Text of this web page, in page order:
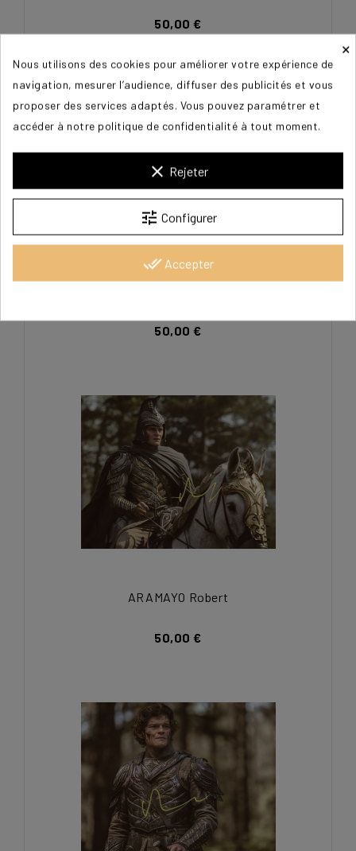
50,00 €
50,00 €
ARAMAYO Robert
50,00 €
×
Nous utilisons des cookies pour améliorer votre expérience de
navigation, mesurer l’audience, diffuser des publicités et vous
proposer des services adaptés. Vous pouvez paramétrer et
accéder à notre politique de confidentialité à tout moment.
clear Rejeter
tune Configurer
done_all Accepter